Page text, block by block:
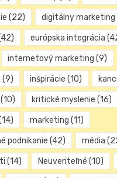
(22) digitálny marketing
európska integrácia
internetový marketing (9)
(9) inšpirácie (10)
(10) kritické myslenie (16)
marketing (11)
podnikanie (42) média
(14) Neuveriteľné (10)